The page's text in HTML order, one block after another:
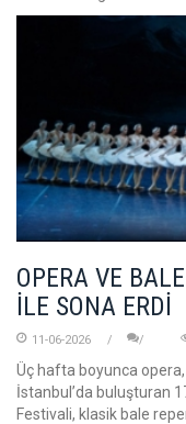
OPERA VE
İLE SONA ERDİ
11-06-2026
Üç hafta boyunca
İstanbul’da buluşturan
Festivali, klasik bale